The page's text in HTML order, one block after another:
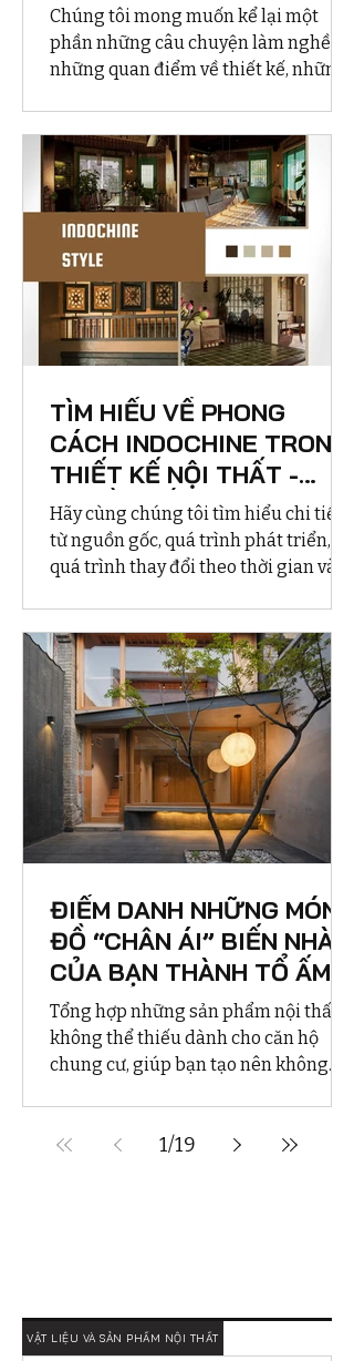
Chúng tôi mong muốn kể lại một
phần những câu chuyện làm nghề,
những quan điểm về thiết kế, những
làm thế kế sẽ một vài lần phải đối
mặt
TÌM HIỂU VỀ PHONG
CÁCH INDOCHINE TRONG
THIẾT KẾ NỘI THẤT -
NGUỒN GỐC, QUÁ TRÌNH
PHÁT TRIỂN VÀ ỨNG
DỤNG THỰC TẾ
Hãy cùng chúng tôi tìm hiểu chi tiết
từ nguồn gốc, quá trình phát triển,
quá trình thay đổi theo thời gian và
nhé!
ĐIỂM DANH NHỮNG MÓN
ĐỒ “CHÂN ÁI” BIẾN NHÀ
CỦA BẠN THÀNH TỔ ẤM
LÝ TƯỞNG
Tổng hợp những sản phẩm nội thất
không thể thiếu dành cho căn hộ
chung cư, giúp bạn tạo nên không
1/19
VẬT LIỆU VÀ SẢN PHẨM NỘI THẤT